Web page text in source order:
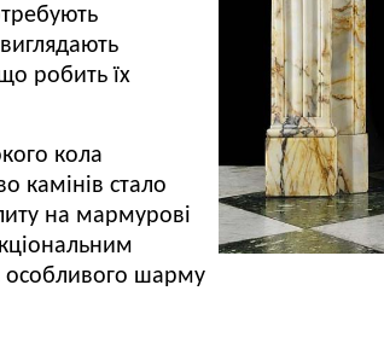
робить їх
кола
камінів стало
на мармурові
особливого шарму